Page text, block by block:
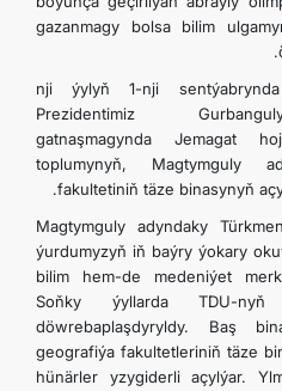
gazanmagy bolsa bilim
2017-nji ýylyň 1-nji
Prezidentimiz
gatnaşmagynda Jemagat
toplumynyň, Magtymguly
fakultetiniň täze binasynyň
Magtymguly adyndaky
ýurdumyzyň iň baýry ýokary
bilim hem-de medeniýet
Soňky ýyllarda TDU-
döwrebaplaşdyryldy. Baş
geografiýa fakultetleriniň täze
hünärler yzygiderli açylýar.